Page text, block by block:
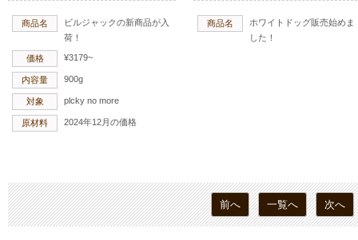
商品名
ビルジャックの新商品が入
荷！
価格 ¥3179~
内容量 900g
対象 plcky no more
原材料 2024年12月の価格
商品名
ホワイトドッグ販売始めま
した！
前へ 一覧へ 次へ